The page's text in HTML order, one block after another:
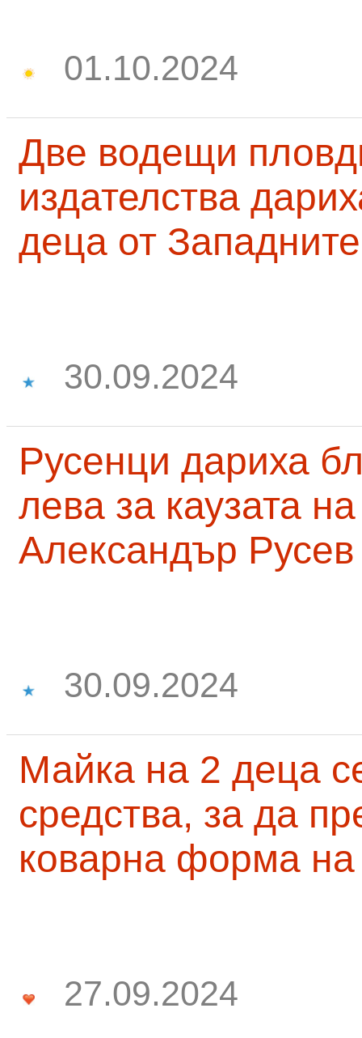
01.10.2024
Две водещи
издателства
деца от
30.09.2024
Русенци дариха
лева за каузата
Александър Русев
30.09.2024
Майка на 2 деца
средства, за да
коварна форма на
27.09.2024